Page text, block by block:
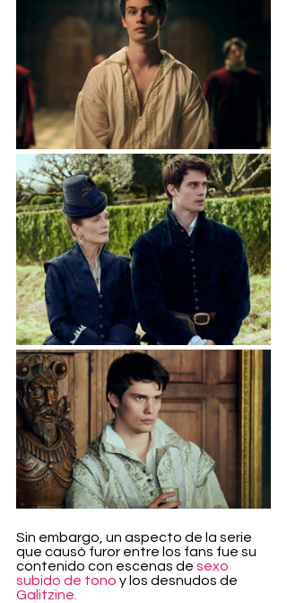
Sin embargo, un aspecto de la serie
que causó furor entre los fans fue su
contenido con escenas de sexo
subido de tono y los desnudos de
Galitzine.